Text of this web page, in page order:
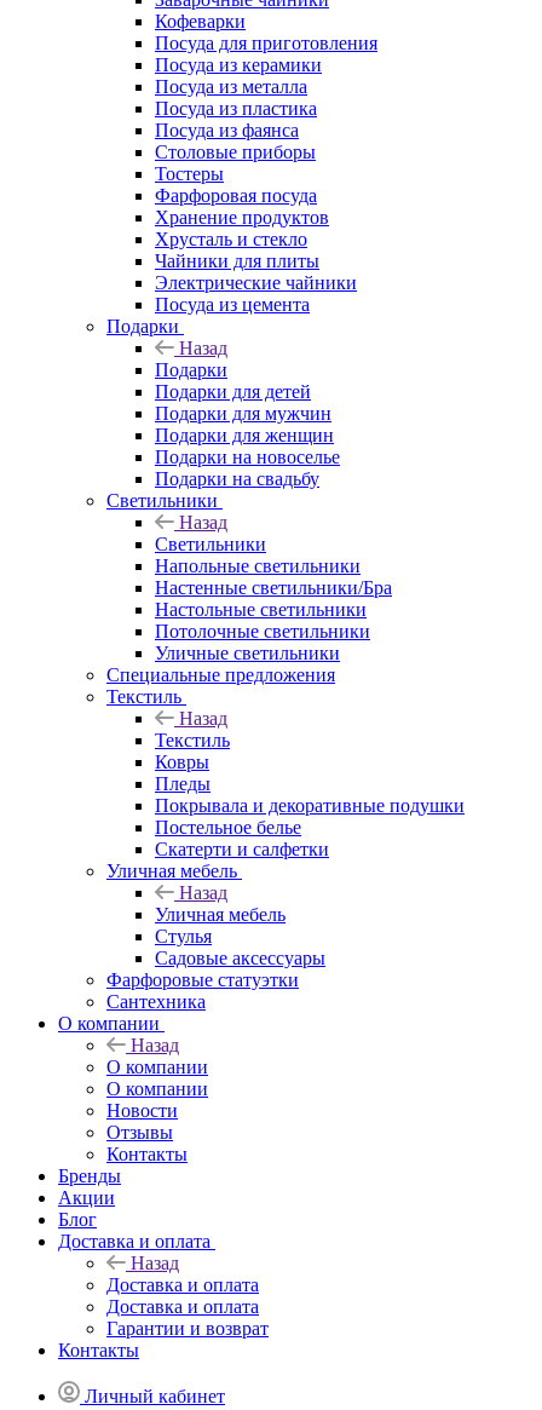
Кофеварки
Посуда для приготовления
Посуда из керамики
Посуда из металла
Посуда из пластика
Посуда из фаянса
Столовые приборы
Тостеры
Фарфоровая посуда
Хранение продуктов
Хрусталь и стекло
Чайники для плиты
Электрические чайники
Посуда из цемента
Подарки
Назад
Подарки
Подарки для детей
Подарки для мужчин
Подарки для женщин
Подарки на новоселье
Подарки на свадьбу
Светильники
Назад
Светильники
Напольные светильники
Настенные светильники/Бра
Настольные светильники
Потолочные светильники
Уличные светильники
Специальные предложения
Текстиль
Назад
Текстиль
Ковры
Пледы
Покрывала и декоративные подушки
Постельное белье
Скатерти и салфетки
Уличная мебель
Назад
Уличная мебель
Стулья
Садовые аксессуары
Фарфоровые статуэтки
Сантехника
О компании
Назад
О компании
О компании
Новости
Отзывы
Контакты
Бренды
Акции
Блог
Доставка и оплата
Назад
Доставка и оплата
Доставка и оплата
Гарантии и возврат
Контакты
Личный кабинет